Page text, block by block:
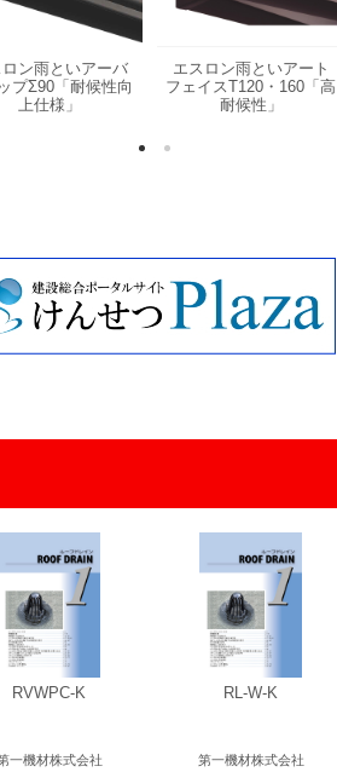
ロン雨といアーバ
プΣ90「耐候性向
上仕様」
エスロン雨といアート
フェイスT120・160「高
耐候性」
RVWPC-K
一機材株式会社
RL-W-K
第一機材株式会社